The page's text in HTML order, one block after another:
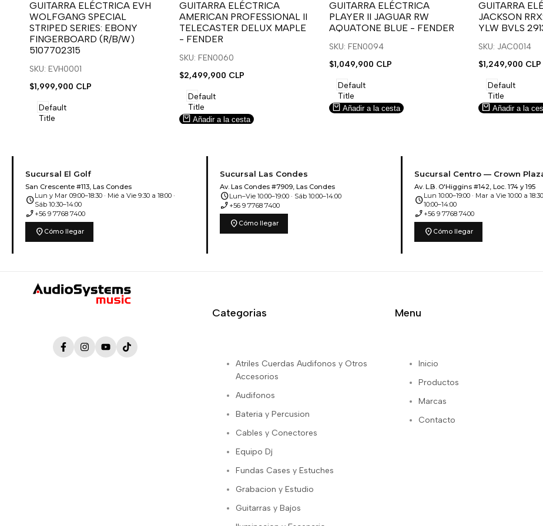
para
usar
la
lista
de
deseos.
para
usar
Compare
GUITARRA ELÉCTRICA EVH
WOLFGANG SPECIAL
STRIPED SERIES: EBONY
FINGERBOARD (R/B/W)
5107702315
SKU: EVH0001
Precio
venta
$1,999,900 CLP
Default
Title
para
usar
la
lista
de
para
usar
Compare
GUITARRA ELÉCTRICA
AMERICAN PROFESSIONAL II
TELECASTER DELUX MAPLE
- FENDER
SKU: FEN0060
Precio
venta
$2,499,900 CLP
Default
Title
Añadir a la cesta
para
usar
la
lista
deseos.
para
usar
Compare
GUITARRA ELÉCTRICA
PLAYER II JAGUAR RW
AQUATONE BLUE - FENDER
SKU: FEN0094
Precio
venta
$1,049,900 CLP
Default
Title
Añadir a la cesta
para
usar
la
lista
deseos.
para
usar
Compare
GUITARRA
JACKSON
YLW BVLS
SKU: JAC0014
Precio
venta
$1,249,900 CLP
Default
Title
Añadir a la
Sucursal El Golf
San Crescente #113, Las Condes
scheduleLun y Mar 09:00–18:30 · Mié a Vie 9:30 a 18:00 ·
Sáb 10:30–14:00
phone_enabled +56 9 7768 7400
location_on Cómo llegar
Sucursal Las Condes
Av. Las Condes #7909, Las Condes
scheduleLun–Vie 10:00–19:00 · Sáb 10:00–14:00
phone_enabled +56 9 7768 7400
location_on Cómo llegar
Sucursal Centro — Crown
Av. L.B. O'Higgins #142, Loc. 174 y 195
scheduleLun 10:00–19:00 · Mar a Vie 10:00 a
10:00–14:00
phone_enabled +56 9 7768 7400
location_on Cómo llegar
FacebookInstagramYouTubeTikTok
Categorias
Atriles Cuerdas Audifonos y Otros
Accesorios
Audifonos
Bateria y Percusion
Cables y Conectores
Equipo Dj
Fundas Cases y Estuches
Grabacion y Estudio
Guitarras y Bajos
Menu
Inicio
Productos
Marcas
Contacto